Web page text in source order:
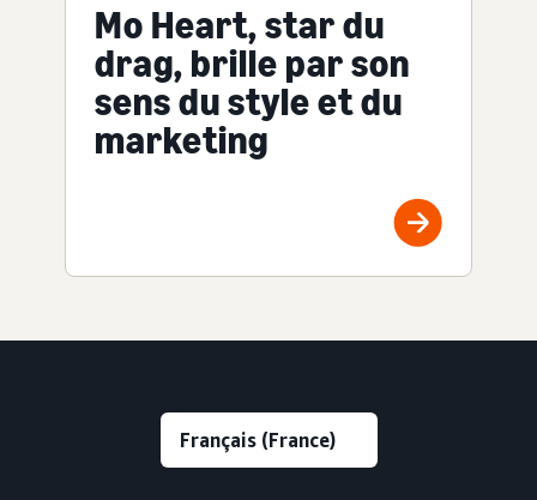
Mo Heart, star du
drag, brille par son
sens du style et du
marketing